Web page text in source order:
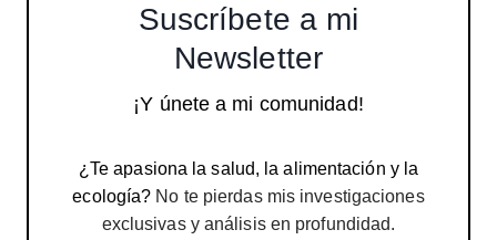
Suscríbete a mi
Newsletter
¡Y únete a mi comunidad!
¿Te apasiona la salud, la alimentación y la
ecología? No te pierdas mis investigaciones
exclusivas y análisis en profundidad.